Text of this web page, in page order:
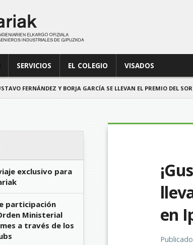
SERVICIOS EL COLEGIO VISADOS
FERNÁNDEZ Y BORJA GARCÍA SE LLEVAN EL PREMIO DEL
en
exclusivo para
participación
Ministerial
a través de los